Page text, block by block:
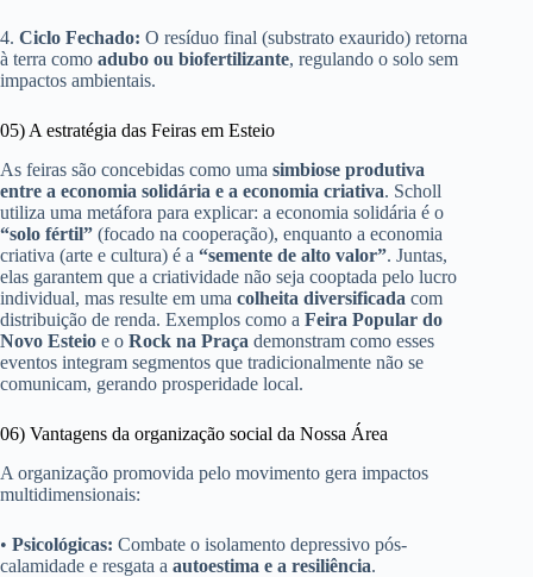
4. Ciclo Fechado: O resíduo final (substrato exaurido) retorna
à terra como adubo ou biofertilizante, regulando o solo sem
impactos ambientais.
05) A estratégia das Feiras em Esteio
As feiras são concebidas como uma simbiose produtiva
entre a economia solidária e a economia criativa. Scholl
utiliza uma metáfora para explicar: a economia solidária é o
“solo fértil” (focado na cooperação), enquanto a economia
criativa (arte e cultura) é a “semente de alto valor”. Juntas,
elas garantem que a criatividade não seja cooptada pelo lucro
individual, mas resulte em uma colheita diversificada com
distribuição de renda. Exemplos como a Feira Popular do
Novo Esteio e o Rock na Praça demonstram como esses
eventos integram segmentos que tradicionalmente não se
comunicam, gerando prosperidade local.
06) Vantagens da organização social da Nossa Área
A organização promovida pelo movimento gera impactos
multidimensionais:
• Psicológicas: Combate o isolamento depressivo pós-
calamidade e resgata a autoestima e a resiliência.